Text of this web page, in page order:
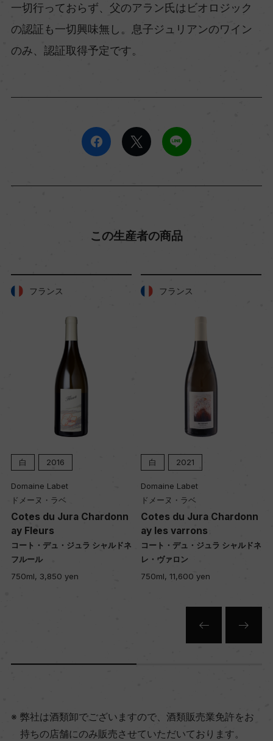
一切行っておらず、父のアラン氏はビオロジック
の認証も一切興味無し。息子ジュリアンのワイン
のみ、認証取得予定です。
この生産者の商品
フランス
白 2021
Domaine Labet
ドメーヌ・ラベ
Cotes du Jura Chardonn
ay les varrons
コート・デュ・ジュラ シャルドネ
レ・ヴァロン
750ml, 11,600 yen
フランス
オレンジ
Domaine Labet
ドメーヌ・ラベ
Maceration Savagnin Sur
Charriere
マセラシオン サヴァニャン スー
ル シャリエール
750ml, 11,600 yen
弊社は酒類卸でございますので、酒類販売業免許をお
持ちの店舗にのみ販売させていただいております。